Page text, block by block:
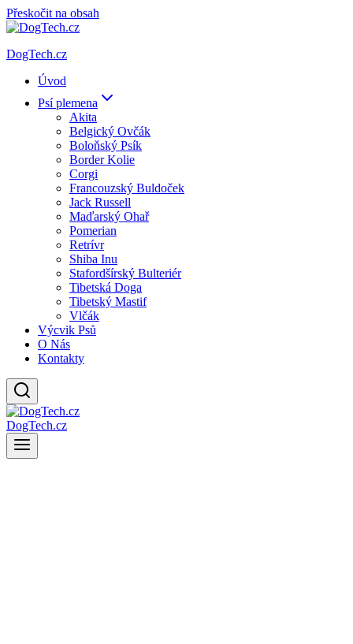
Přeskočit na obsah
DogTech.cz
Úvod
Psí plemena
Akita
Belgický Ovčák
Boloňský Psík
Border Kolie
Corgi
Francouzský Buldoček
Jack Russell
Maďarský Ohař
Pomerian
Retrívr
Shiba Inu
Stafordšírský Bulteriér
Tibetská Doga
Tibetský Mastif
Vlčák
Výcvik Psů
O Nás
Kontakty
DogTech.cz